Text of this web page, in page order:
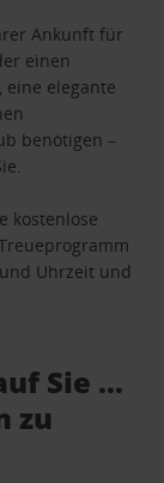
Ankunft für
einen
eine elegante
benötigen –
kostenlose
Uhrzeit und
Sie …
zu